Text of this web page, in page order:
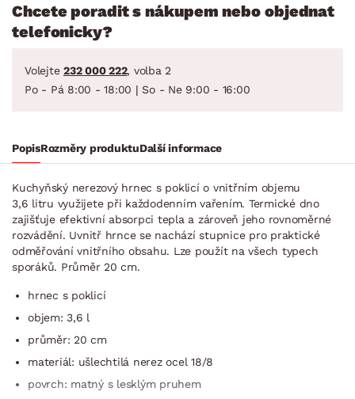
Chcete poradit s nákupem nebo objednat
telefonicky?
Volejte 232 000 222, volba 2
Po - Pá 8:00 - 18:00 | So - Ne 9:00 - 16:00
PopisRozměry produktuDalší informace
Kuchyňský nerezový hrnec s poklicí o vnitřním objemu
3,6 litru využijete při každodenním vařením. Termické dno
zajišťuje efektivní absorpci tepla a zároveň jeho rovnoměrné
rozvádění. Uvnitř hrnce se nachází stupnice pro praktické
odměřování vnitřního obsahu. Lze použít na všech typech
sporáků. Průměr 20 cm.
hrnec s poklicí
objem: 3,6 l
průměr: 20 cm
materiál: ušlechtilá nerez ocel 18/8
povrch: matný s lesklým pruhem